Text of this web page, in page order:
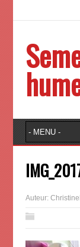
Auteur: